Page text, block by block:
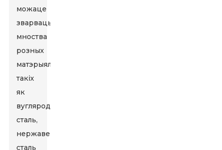
можаце
зварваць
мноства
розных
матэрыялаў,
такіх
як
вугляродзістая
сталь,
нержавеючая
сталь